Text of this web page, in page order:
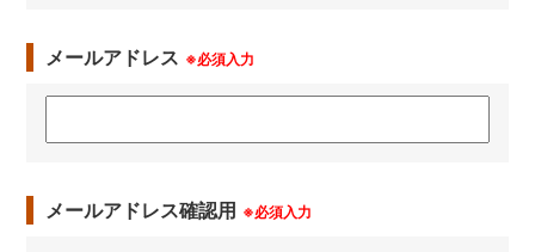
メールアドレス ※必須入力
メールアドレス確認用 ※必須入力